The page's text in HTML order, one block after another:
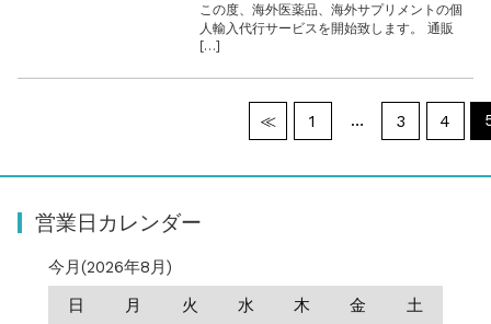
この度、海外医薬品、海外サプリメントの個
人輸入代行サービスを開始致します。 通販
[…]
≪ 1 … 3 4
営業日カレンダー
今月(2026年8月)
日
月 火 水 木 金
土